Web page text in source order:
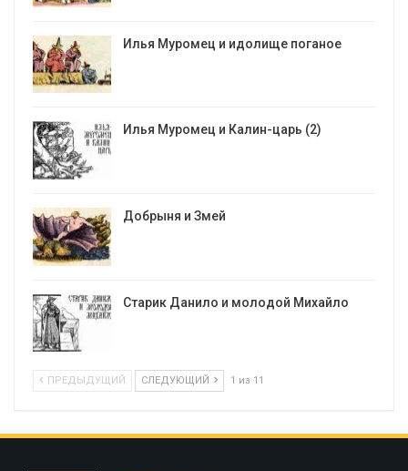
Илья Муромец и идолище поганое
Илья Муромец и Калин-царь (2)
Добрыня и Змей
Старик Данило и молодой Михайло
ПРЕДЫДУЩИЙ СЛЕДУЮЩИЙ 1 из 11